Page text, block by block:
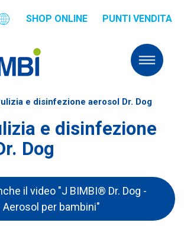
SHOP ONLINE PUNTI VENDITA
e disinfezione aerosol Dr. Dog
e disinfezione
Dog
il video "J BIMBI® Dr. Dog -
Aerosol per bambini"